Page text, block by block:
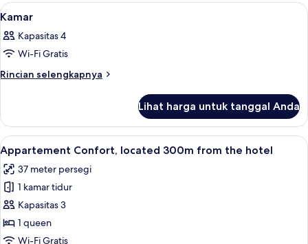
Lihat
semua
foto
untuk
Kamar
Seprai premium, brankas, meja kerja,
7
Kamar
Kapasitas 4
Wi-Fi Gratis
Rincian selengkapnya
Rincian
Kamar
Lihat harga untuk tanggal Anda
Lihat
semua
foto
untuk
Appartement
Confort,
located
Appartement Confort, located
17
Appartement Confort, located 300m from the hotel
37 meter persegi
1 kamar tidur
Kapasitas 3
1 queen
Wi-Fi Gratis